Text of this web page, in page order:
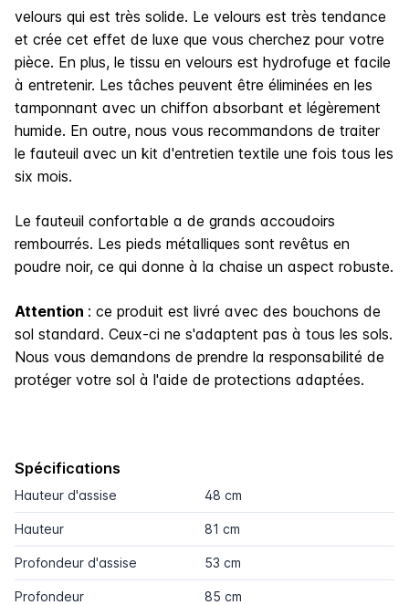
velours qui est très solide. Le velours est très tendance
et crée cet effet de luxe que vous cherchez pour votre
pièce. En plus, le tissu en velours est hydrofuge et facile
à entretenir. Les tâches peuvent être éliminées en les
tamponnant avec un chiffon absorbant et légèrement
humide. En outre, nous vous recommandons de traiter
le fauteuil avec un kit d'entretien textile une fois tous les
six mois.
Le fauteuil confortable a de grands accoudoirs
rembourrés. Les pieds métalliques sont revêtus en
poudre noir, ce qui donne à la chaise un aspect robuste.
Attention : ce produit est livré avec des bouchons de
sol standard. Ceux-ci ne s'adaptent pas à tous les sols.
Nous vous demandons de prendre la responsabilité de
protéger votre sol à l'aide de protections adaptées.
Spécifications
Hauteur d'assise 48 cm
Hauteur 81 cm
Profondeur d'assise 53 cm
Profondeur 85 cm